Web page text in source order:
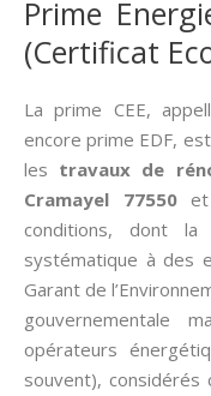
Prime
(Certificat
La prime CEE,
encore prime EDF,
les travaux de
Cramayel 77550et
conditions, dont
systématique à des
Garant de
gouvernementale
opérateurs
souvent), considérés